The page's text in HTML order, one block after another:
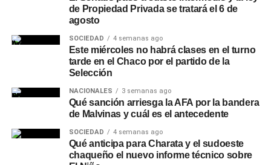
Podés consultar más informes de consumo, tendencias
urbanas y notas deSociedaden nuestro
de Propiedad Privada se tratará el 6 de
agosto
SOCIEDAD 4 semanas ago
Este miércoles no habrá clases en el turno
tarde en el Chaco por el partido de la
Selección
NACIONALES 3 semanas ago
Qué sanción arriesga la AFA por la bandera
de Malvinas y cuál es el antecedente
SOCIEDAD 4 semanas ago
Qué anticipa para Charata y el sudoeste
chaqueño el nuevo informe técnico sobre